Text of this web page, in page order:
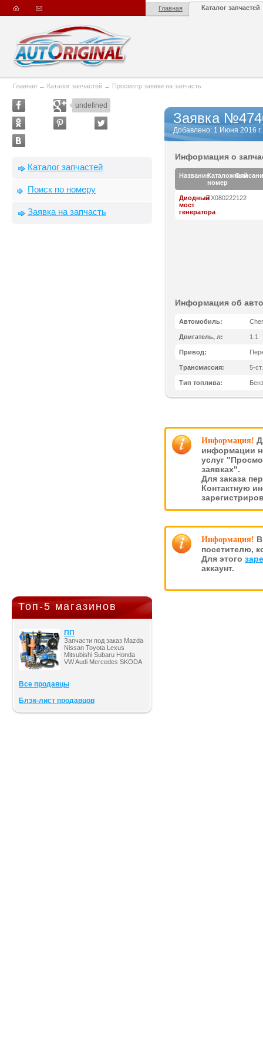
Главная Каталог запчастей
Главная → Каталог запчастей → Просмотр заявки на запчасть
undefined
Каталог запчастей
Поиск по номеру
Заявка на запчасть
Топ-5 магазинов
ПП
Запчасти под заказ Mazda
Nissan Toyota Lexus
Mitsubishi Subaru Honda
VW Audi Mercedes SKODA
Все продавцы
Блэк-лист продавцов
Заявка
Добавлено: 1 Июня 2016
Информация о
НазваниеКаталожный
номер
Диодный
мост
генератора
JX080222122
Информация об
Автомобиль:
Двигатель, л: 1.1
Привод:
Трансмиссия: 5-
Тип топлива:
Информация!
информации
услуг
заявках".
Для заказа
Контактную
Информация!
посетителю,
Для этого
аккаунт.